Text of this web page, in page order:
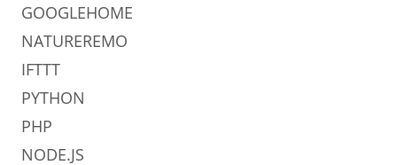
GOOGLEHOME
NATUREREMO
IFTTT
PYTHON
PHP
NODE.JS